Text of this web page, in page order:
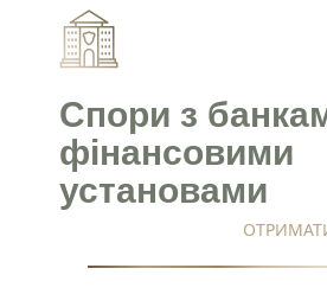
Спори з
фінансовими
установами